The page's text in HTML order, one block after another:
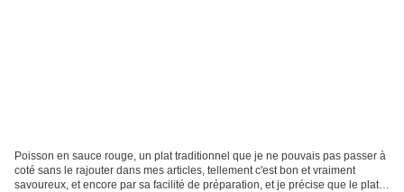
Poisson en sauce rouge, un plat traditionnel que je ne pouvais pas passer à
coté sans le rajouter dans mes articles, tellement c'est bon et vraiment
savoureux, et encore par sa facilité de préparation, et je précise que le plat